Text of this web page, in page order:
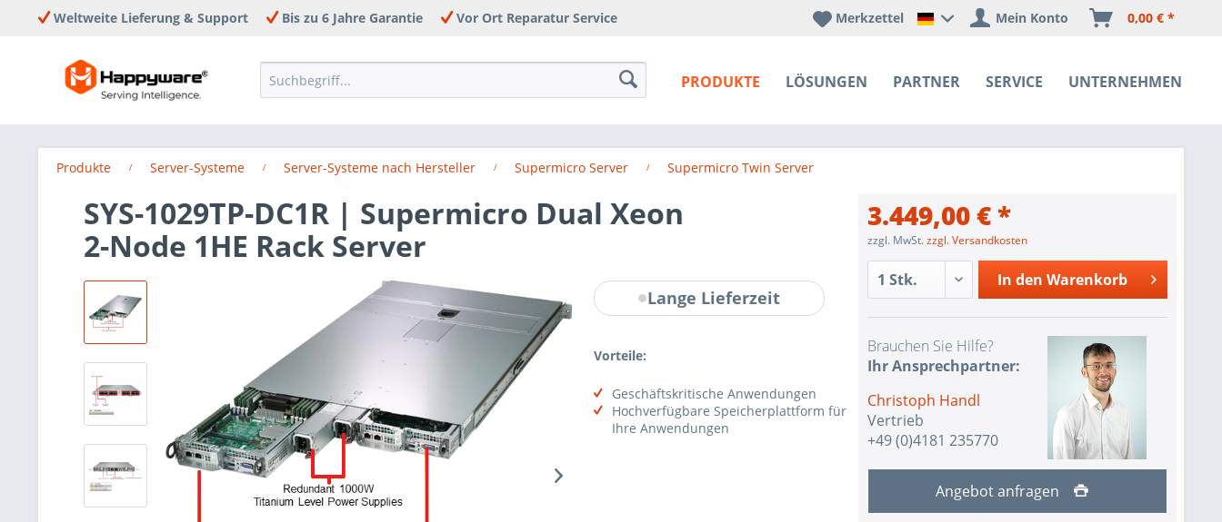
Weltweite Lieferung & Support Bis zu 6 Jahre Garantie Vor Ort Reparatur Service
PRODUKTE LÖSUNGEN PARTNER SERVICE UNTERNEHMEN
Happyware Deutschland
Merkzettel Mein Konto 0,00 € *
Produkte Server-Systeme Server-Systeme nach Hersteller Supermicro Server Supermicro Twin Server
SYS-1029TP-DC1R | Supermicro Dual Xeon
2-Node 1HE Rack Server
Lange Lieferzeit
Vorteile:
Geschäftskritische Anwendungen
Hochverfügbare Speicherplattform für
Ihre Anwendungen
3.449,00 € *
zzgl. MwSt.zzgl. Versandkosten
In den Warenkorb
Brauchen Sie Hilfe?
Ihr Ansprechpartner:
Christoph Handl
Vertrieb
+49 (0)4181 235770
Angebot anfragen